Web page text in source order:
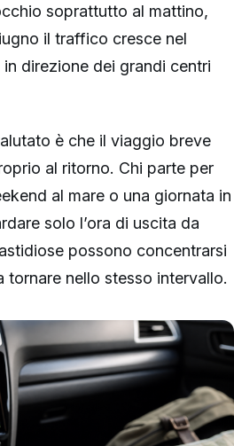
soprattutto al mattino,
il traffico cresce nel
direzione dei grandi centri
è che il viaggio breve
al ritorno. Chi parte per
al mare o una giornata in
solo l’ora di uscita da
possono concentrarsi
nello stesso intervallo.